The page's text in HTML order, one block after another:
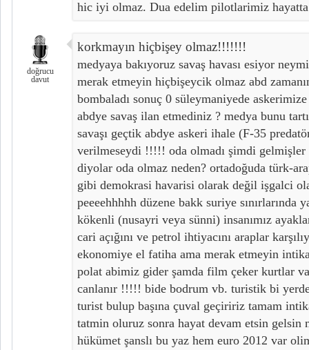
hic iyi olmaz. Dua edelim pilotlarimiz
doğrucu
davut
korkmayın hiçbişey olmaz!!!!!!!
medyaya bakıyoruz savaş havası esiyor
merak etmeyin hiçbişeycik olmaz abd
bombaladı sonuç 0 süleymaniyede
abdye savaş ilan etmediniz ? medya bunu
savaşı geçtik abdye askeri ihale (F-35
verilmeseydi !!!!! oda olmadı şimdi
diyolar oda olmaz neden? ortadoğuda türk-
gibi demokrasi havarisi olarak değil işgalci
peeeehhhhh düzene bakk suriye sınırlarında
kökenli (nusayri veya sünni) insanımız
cari açığını ve petrol ihtiyacını araplar
ekonomiye el fatiha ama merak etmeyin
polat abimiz gider şamda film çeker kurtlar
canlanır !!!!! bide bodrum vb. turistik bi
turist bulup başına çuval geçiririz tamam
tatmin oluruz sonra hayat devam etsin gelsin
hükümet şanslı bu yaz hem euro 2012 var